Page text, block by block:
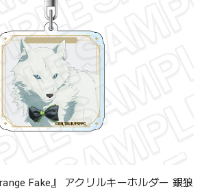
Fake』 アクリルキーホルダー 銀狼